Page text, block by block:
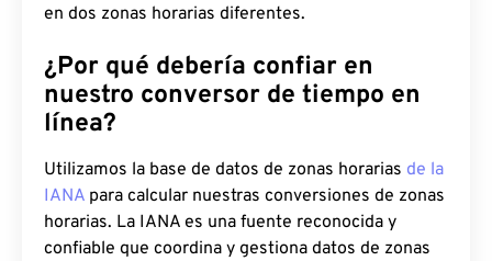
en dos zonas horarias diferentes.
¿Por qué debería confiar en
nuestro conversor de tiempo en
línea?
Utilizamos la base de datos de zonas horarias de la
IANA para calcular nuestras conversiones de zonas
horarias. La IANA es una fuente reconocida y
confiable que coordina y gestiona datos de zonas